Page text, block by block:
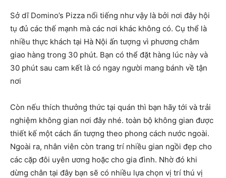
Sở dĩ Domino’s Pizza nổi tiếng như vậy là bởi nơi đây hội
tụ đủ các thế mạnh mà các nơi khác không có. Cụ thể là
nhiều thực khách tại Hà Nội ấn tượng vì phương châm
giao hàng trong 30 phút. Bạn có thể đặt hàng lúc này và
30 phút sau cam kết là có ngay người mang bánh về tận
nơi
Còn nếu thích thưởng thức tại quán thì bạn hãy tới và trải
nghiệm không gian nơi đây nhé. toàn bộ không gian được
thiết kế một cách ấn tượng theo phong cách nước ngoài.
Ngoài ra, nhân viên còn trang trí nhiều gian ngồi đẹp cho
các cặp đôi uyên ương hoặc cho gia đình. Nhờ đó khi
dừng chân tại đây bạn sẽ có nhiều lựa chọn vị trí thú vị